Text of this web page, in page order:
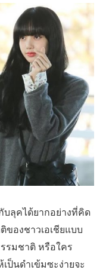
บลุคได้ยากอย่างที่คิด
ของชาวเอเชียแบบ
รมชาติ หรือใคร
ป็นดำเข้มซะง่ายจะ